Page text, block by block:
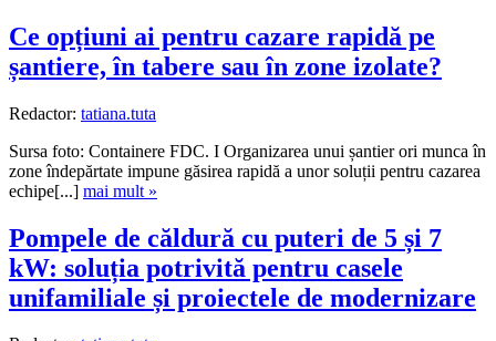
Ce opțiuni ai pentru cazare rapidă pe
șantiere, în tabere sau în zone izolate?
Redactor: tatiana.tuta
Sursa foto: Containere FDC. I Organizarea unui șantier ori munca în
zone îndepărtate impune găsirea rapidă a unor soluții pentru cazarea
echipe[...] mai mult »
Pompele de căldură cu puteri de 5 și 7
kW: soluția potrivită pentru casele
unifamiliale și proiectele de modernizare